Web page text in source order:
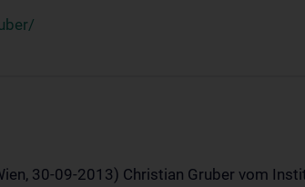
30-09-2013) Christian Gruber vom